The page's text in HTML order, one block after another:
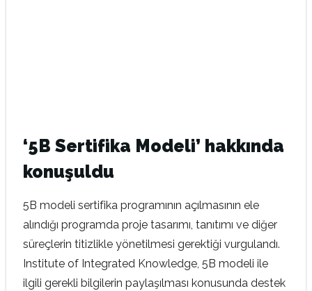
‘5B Sertifika Modeli’ hakkında
konuşuldu
5B modeli sertifika programının açılmasının ele
alındığı programda proje tasarımı, tanıtımı ve diğer
süreçlerin titizlikle yönetilmesi gerektiği vurgulandı.
Institute of Integrated Knowledge, 5B modeli ile
ilgili gerekli bilgilerin paylaşılması konusunda destek